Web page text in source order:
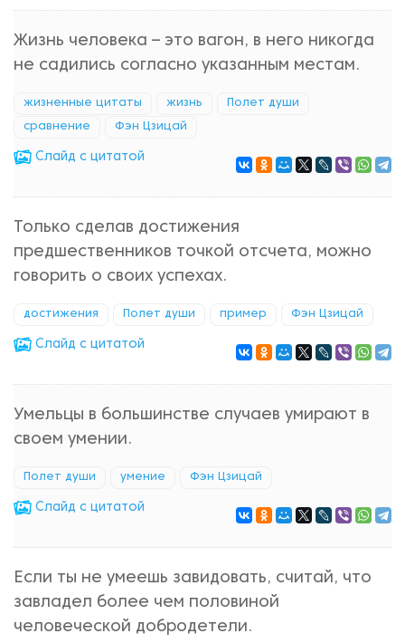
Жизнь человека – это вагон, в него никогда
не садились согласно указанным местам.
жизненные цитаты жизнь Полет души
сравнение Фэн Цзицай
Cлайд с цитатой
Только сделав достижения
предшественников точкой отсчета, можно
говорить о своих успехах.
достижения Полет души пример Фэн Цзицай
Cлайд с цитатой
Умельцы в большинстве случаев умирают в
своем умении.
Полет души умение Фэн Цзицай
Cлайд с цитатой
Если ты не умеешь завидовать, считай, что
завладел более чем половиной
человеческой добродетели.